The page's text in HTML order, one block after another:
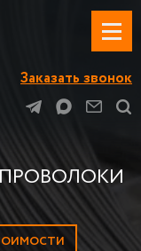
Заказать звонок